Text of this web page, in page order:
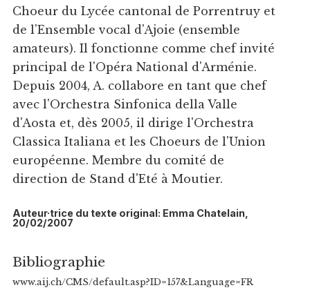
Choeur du Lycée cantonal de Porrentruy et
de l'Ensemble vocal d'Ajoie (ensemble
amateurs). Il fonctionne comme chef invité
principal de l'Opéra National d'Arménie.
Depuis 2004, A. collabore en tant que chef
avec l'Orchestra Sinfonica della Valle
d'Aosta et, dès 2005, il dirige l'Orchestra
Classica Italiana et les Choeurs de l'Union
européenne. Membre du comité de
direction de Stand d'Eté à Moutier.
Auteur·trice du texte original: Emma Chatelain,
20/02/2007
Bibliographie
www.aij.ch/CMS/default.asp?ID=157&Language=FR